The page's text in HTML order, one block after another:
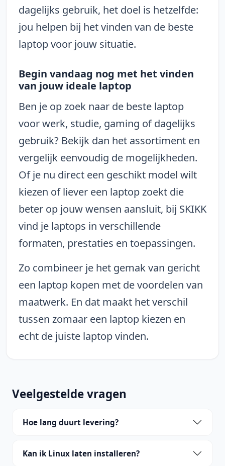
dagelijks gebruik, het doel is hetzelfde:
jou helpen bij het vinden van de beste
laptop voor jouw situatie.
Begin vandaag nog met het vinden
van jouw ideale laptop
Ben je op zoek naar de beste laptop
voor werk, studie, gaming of dagelijks
gebruik? Bekijk dan het assortiment en
vergelijk eenvoudig de mogelijkheden.
Of je nu direct een geschikt model wilt
kiezen of liever een laptop zoekt die
beter op jouw wensen aansluit, bij SKIKK
vind je laptops in verschillende
formaten, prestaties en toepassingen.
Zo combineer je het gemak van gericht
een laptop kopen met de voordelen van
maatwerk. En dat maakt het verschil
tussen zomaar een laptop kiezen en
echt de juiste laptop vinden.
Veelgestelde vragen
Hoe lang duurt levering?
Kan ik Linux laten installeren?